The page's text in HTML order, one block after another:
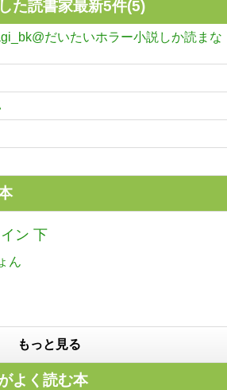
た読書家最新5件(5)
だいたいホラー小説しか読まな
ン 下
ん
もっと見る
よく読む本